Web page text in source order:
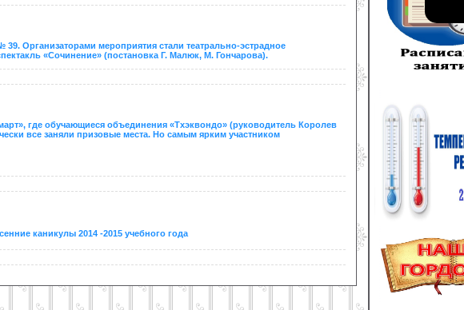
Организаторами мероприятия стали театрально-эстрадное
«Сочинение» (постановка Г. Малюк, М. Гончарова).
где обучающиеся объединения «Тхэквондо» (руководитель Королев
все заняли призовые места. Но самым ярким участником
каникулы 2014 -2015 учебного года